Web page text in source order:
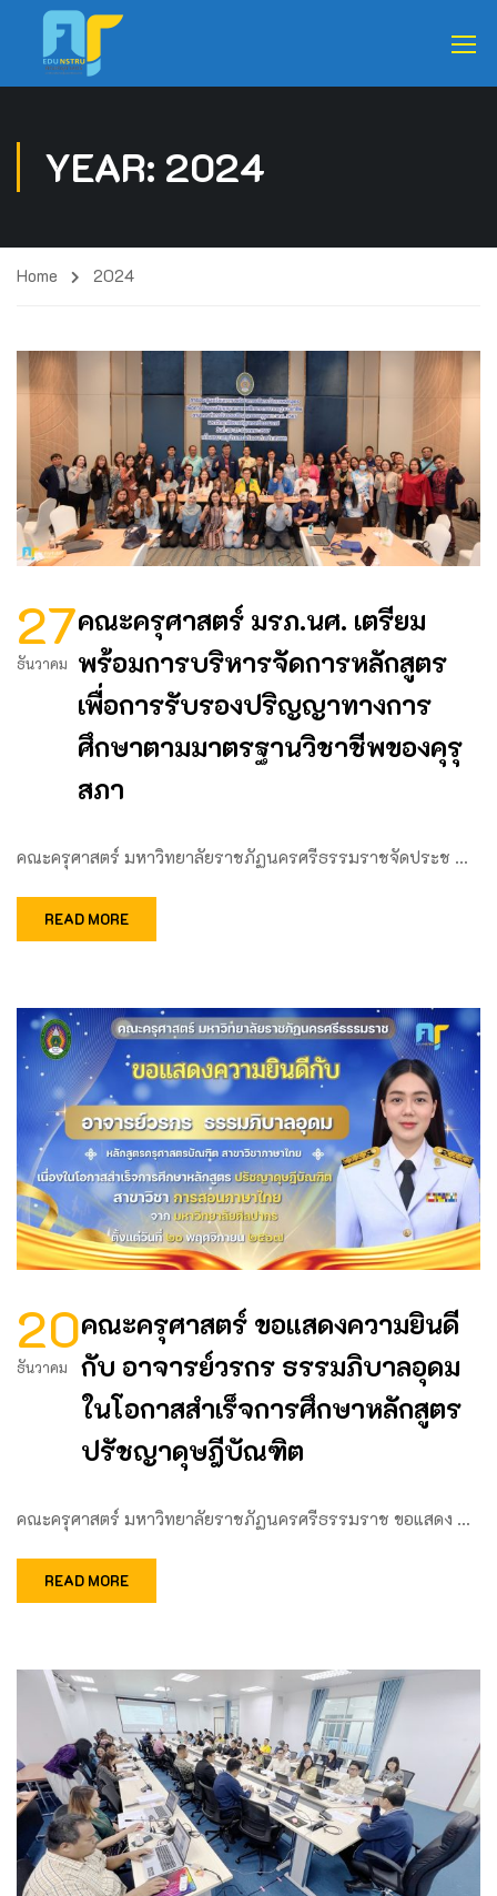
YEAR: 2024
Home 2024
27
ธันวาคม
คณะครุศาสตร์ มรภ.นศ. เตรียม
พร้อมการบริหารจัดการหลักสูตร
เพื่อการรับรองปริญญาทางการ
ศึกษาตามมาตรฐานวิชาชีพของคุรุ
สภา
คณะครุศาสตร์ มหาวิทยาลัยราชภัฏนครศรีธรรมราชจัดประช …
READ MORE
20
ธันวาคม
คณะครุศาสตร์ ขอแสดงความยินดี
กับ อาจารย์วรกร ธรรมภิบาลอุดม
ในโอกาสสำเร็จการศึกษาหลักสูตร
ปรัชญาดุษฎีบัณฑิต
คณะครุศาสตร์ มหาวิทยาลัยราชภัฏนครศรีธรรมราช ขอแสดง …
READ MORE